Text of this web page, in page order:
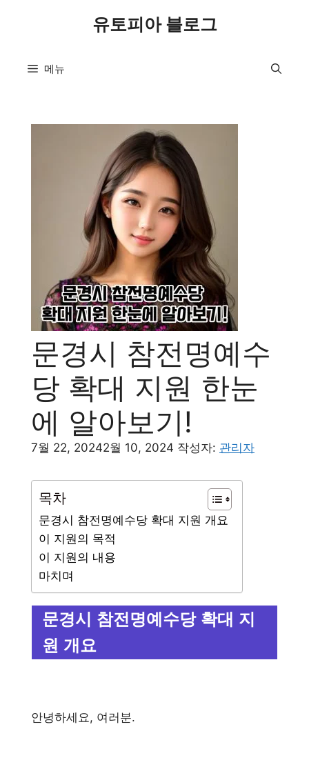
유토피아 블로그
메뉴
문경시 참전명예수
당 확대 지원 한눈
에 알아보기!
7월 22, 20242월 10, 2024 작성자: 관리자
목차
문경시 참전명예수당 확대 지원 개요
이 지원의 목적
이 지원의 내용
마치며
문경시 참전명예수당 확대 지
원 개요
안녕하세요, 여러분.